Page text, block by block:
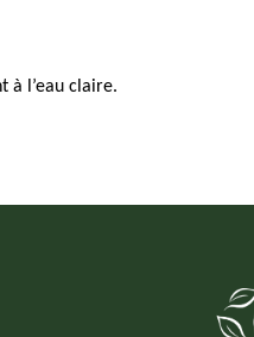
à l’eau claire.